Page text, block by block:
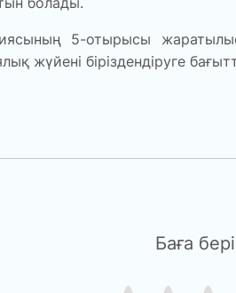
5-отырысы
жүйені біріздендіруге
Баға